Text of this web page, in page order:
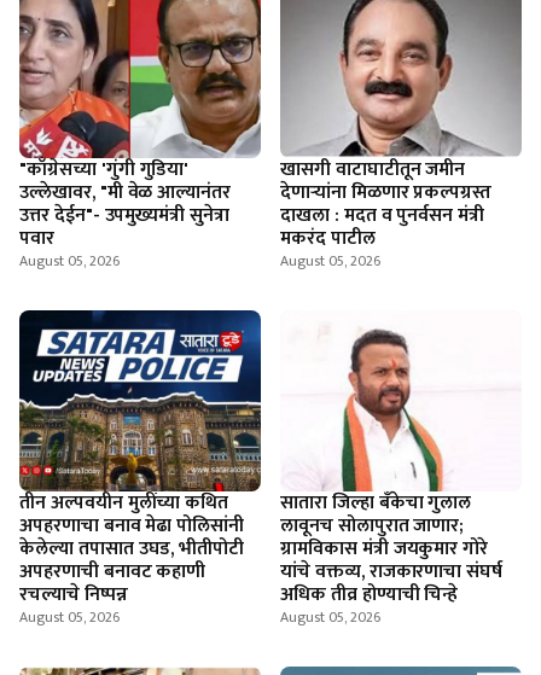
"काँग्रेसच्या 'गुंगी गुडिया'
उल्लेखावर, "मी वेळ आल्यानंतर
उत्तर देईन"- उपमुख्यमंत्री सुनेत्रा
पवार
August 05, 2026
खासगी वाटाघाटीतून जमीन
देणाऱ्यांना मिळणार प्रकल्पग्रस्त
दाखला : मदत व पुनर्वसन मंत्री
मकरंद पाटील
August 05, 2026
तीन अल्पवयीन मुलींच्या कथित
अपहरणाचा बनाव मेढा पोलिसांनी
केलेल्या तपासात उघड, भीतीपोटी
अपहरणाची बनावट कहाणी
रचल्याचे निष्पन्न
August 05, 2026
सातारा जिल्हा बँकेचा गुलाल
लावूनच सोलापुरात जाणार;
ग्रामविकास मंत्री जयकुमार गोरे
यांचे वक्तव्य, राजकारणाचा संघर्ष
अधिक तीव्र होण्याची चिन्हे
August 05, 2026